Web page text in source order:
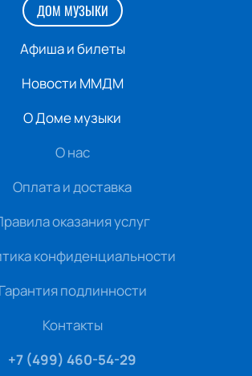
ДОМ МУЗЫКИ
Афиша и билеты
Новости ММДМ
О Доме музыки
О нас
Оплата и доставка
оказания услуг
конфиденциальности
Гарантия подлинности
Контакты
+7 (499) 460-54-29